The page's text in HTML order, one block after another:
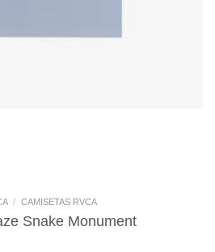
/ CAMISETAS RVCA
Snake Monument